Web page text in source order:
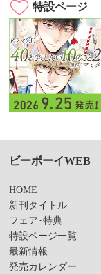
特設ページ
ビーボーイWEB
HOME
新刊タイトル
フェア･特典
特設ページ一覧
最新情報
発売カレンダー